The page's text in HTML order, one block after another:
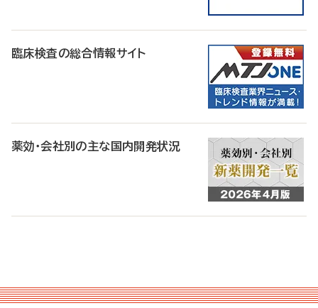
臨床検査の総合情報サイト
薬効・会社別の主な国内開発状況